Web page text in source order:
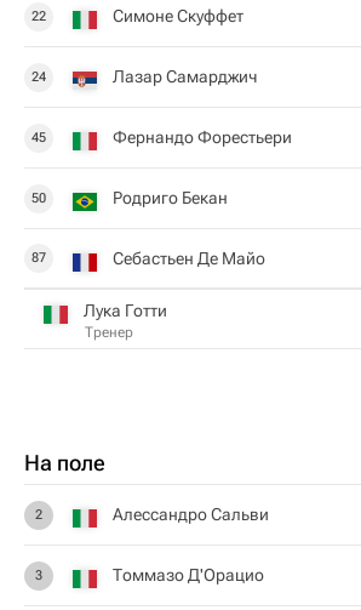
22 Симоне Скуффет
24 Лазар Самарджич
45 Фернандо Форестьери
50 Родриго Бекан
87 Себастьен Де Майо
Лука Готти
Тренер
На поле
2 Алессандро Сальви
3 Томмазо Д'Орацио